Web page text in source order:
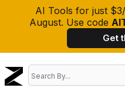
AI Tools for just
August. Use code
Get